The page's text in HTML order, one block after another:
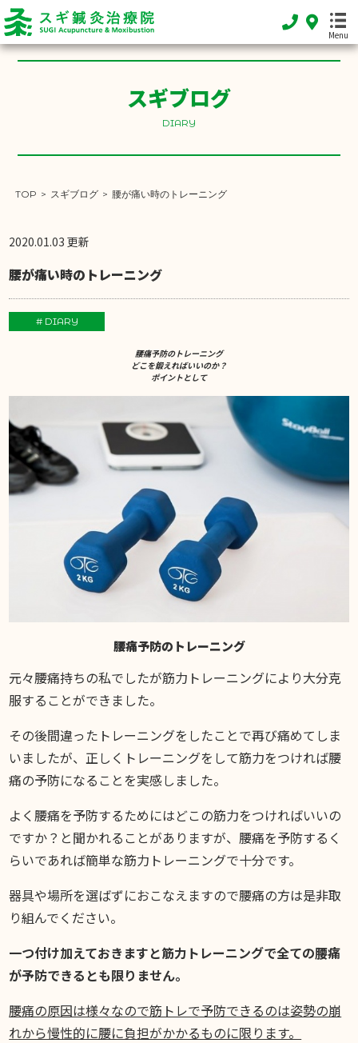
Menu
ホーム
FEATURE
SHOP INFO
お知らせ
INFORMATION
DIARY
スギブログ
DIARY
TOP > スギブログ > 腰が痛い時のトレーニング
2020.01.03 更新
腰が痛い時のトレーニング
# DIARY
腰痛予防のトレーニング
どこを鍛えればいいのか？
ポイントとして
腰痛予防のトレーニング
元々腰痛持ちの私でしたが筋力トレーニングにより大分克
服することができました。
その後間違ったトレーニングをしたことで再び痛めてしま
いましたが、正しくトレーニングをして筋力をつければ腰
痛の予防になることを実感しました。
よく腰痛を予防するためにはどこの筋力をつければいいの
ですか？と聞かれることがありますが、腰痛を予防するく
らいであれば簡単な筋力トレーニングで十分です。
器具や場所を選ばずにおこなえますので腰痛の方は是非取
り組んでください。
一つ付け加えておきますと筋力トレーニングで全ての腰痛
が予防できるとも限りません。
腰痛の原因は様々なので筋トレで予防できるのは姿勢の崩
れから慢性的に腰に負担がかかるものに限ります。